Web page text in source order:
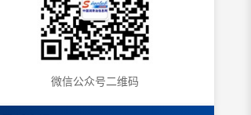
微信公众号二维码